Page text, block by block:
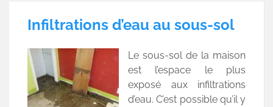
Infiltrations d’eau au sous-sol
Le sous-sol de la maison
est l’espace le plus
exposé aux infiltrations
d’eau. C’est possible qu’il y